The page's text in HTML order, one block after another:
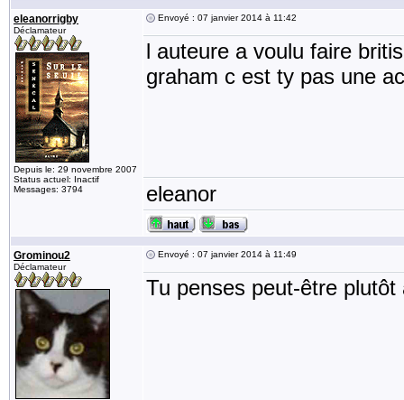
eleanorrigby
Déclamateur
Depuis le: 29 novembre 2007
Status actuel: Inactif
Messages: 3794
Envoyé : 07 janvier 2014 à 11:42
l auteure a voulu faire
graham c est ty pas une
eleanor
Grominou2
Déclamateur
Envoyé : 07 janvier 2014 à 11:49
Tu penses peut-être